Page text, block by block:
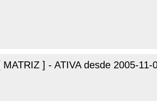
MATRIZ ] - ATIVA desde 2005-11-